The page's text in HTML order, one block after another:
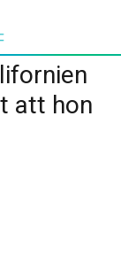
att hon